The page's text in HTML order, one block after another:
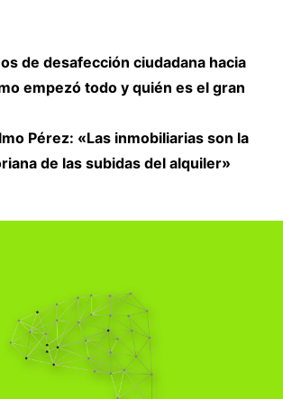
de desafección ciudadana hacia
empezó todo y quién es el gran
Pérez: «Las inmobiliarias son la
de las subidas del alquiler»